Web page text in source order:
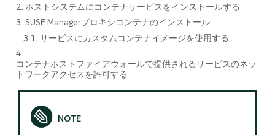
2. ホストシステムにコンテナサービスをインストールする
3. SUSE Managerプロキシコンテナのインストール
3.1. サービスにカスタムコンテナイメージを使用する
4.
コンテナホストファイアウォールで提供されるサービスのネッ
トワークアクセスを許可する